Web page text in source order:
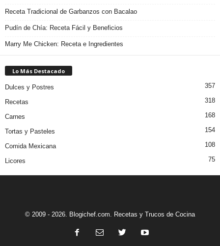
Receta Tradicional de Garbanzos con Bacalao
Pudín de Chía: Receta Fácil y Beneficios
Marry Me Chicken: Receta e Ingredientes
Lo Más Destacado
Dulces y Postres 357
Recetas 318
Carnes 168
Tortas y Pasteles 154
Comida Mexicana 108
Licores 75
© 2009 - 2026. Blogichef.com. Recetas y Trucos de Cocina